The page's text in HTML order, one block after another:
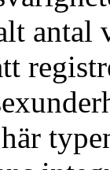
antal